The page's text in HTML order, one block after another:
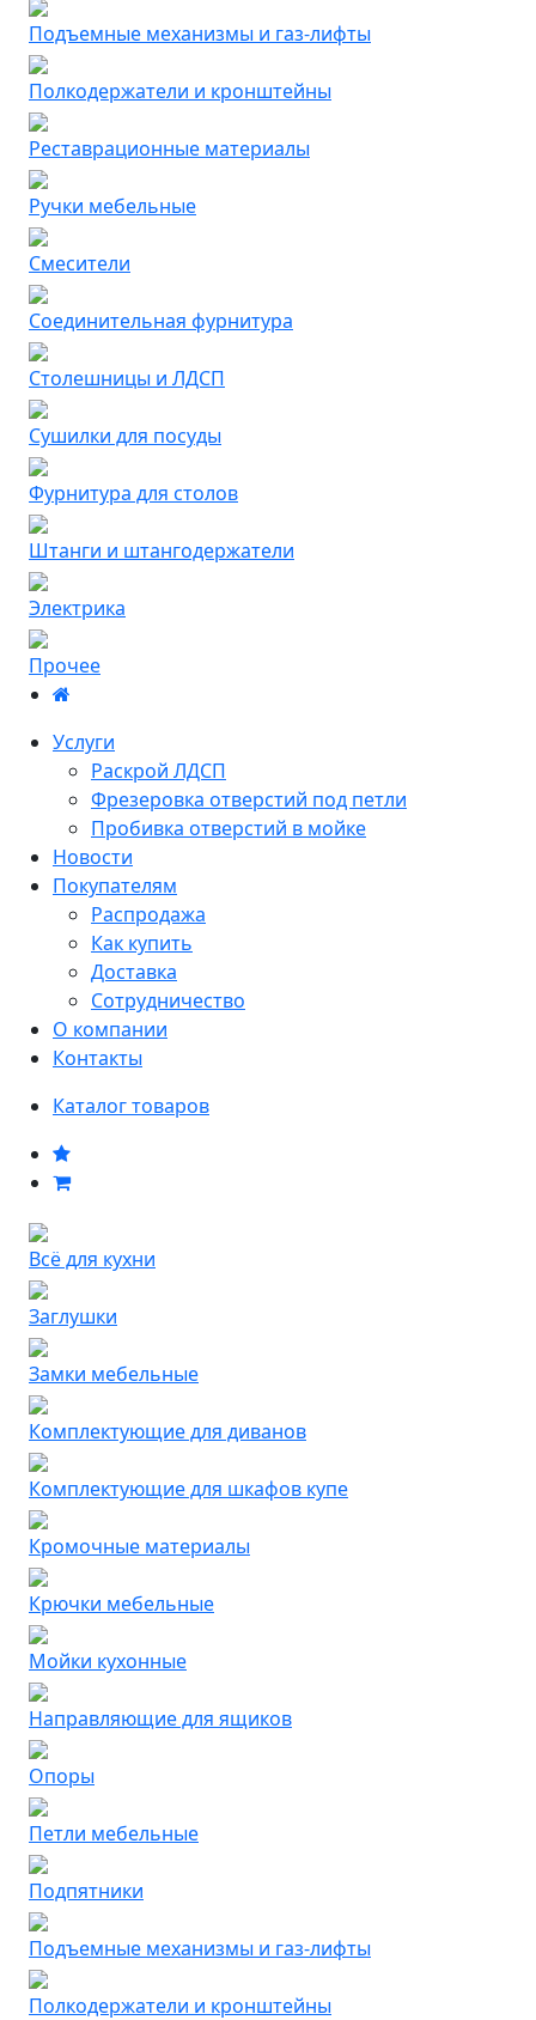
Подъемные механизмы и газ-лифты
Полкодержатели и кронштейны
Реставрационные материалы
Ручки мебельные
Смесители
Соединительная фурнитура
Столешницы и ЛДСП
Сушилки для посуды
Фурнитура для столов
Штанги и штангодержатели
Электрика
Прочее
Услуги
Раскрой ЛДСП
Фрезеровка отверстий под петли
Пробивка отверстий в мойке
Новости
Покупателям
Распродажа
Как купить
Доставка
Сотрудничество
О компании
Контакты
Каталог товаров
Всё для кухни
Заглушки
Замки мебельные
Комплектующие для диванов
Комплектующие для шкафов купе
Кромочные материалы
Крючки мебельные
Мойки кухонные
Направляющие для ящиков
Опоры
Петли мебельные
Подпятники
Подъемные механизмы и газ-лифты
Полкодержатели и кронштейны